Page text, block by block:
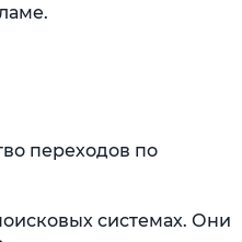
переходов по
системах. Они